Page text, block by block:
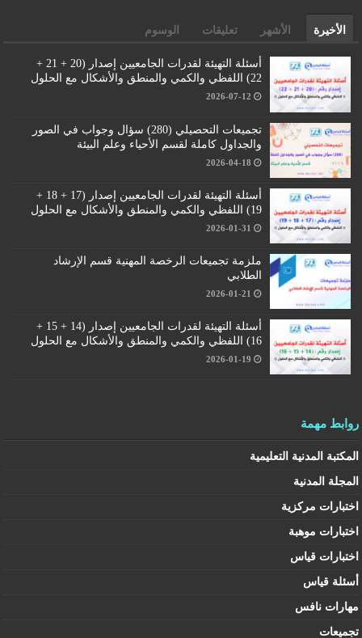
الأخيرة الأشهر تعليقات الوسوم
أسئلة التهيئة لقدرات الجامعيين إصدار (20 + 21 +
22) اللفظي والكمي والمنطق والأشكال مع الحلول
2026-07-12
تجميعات التحصيلي (280) سؤال وجواب في الصور
والجداول كاملة لقسم الأحياء وعلم البيئة
2026-04-18
أسئلة التهيئة لقدرات الجامعيين إصدار (17 + 18 +
19) اللفظي والكمي والمنطق والأشكال مع الحلول
2026-01-31
ملزمة تجميعات الرخصة المهنية قسم الإرشاد
الطلابي
2026-01-21
أسئلة التهيئة لقدرات الجامعيين إصدار (14 + 15 +
16) اللفظي والكمي والمنطق والأشكال مع الحلول
2026-01-19
روابط مهمة
المكتبة المدنية التعليمية
المجلة المدنية
اختبارات مركزية
اختبارات موهبة
اختبارات قياس
أسئلة قياس
مهارات نافس
تجميعات